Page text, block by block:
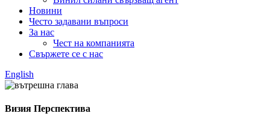
Новини
Често задавани въпроси
За нас
Чест на компанията
Свържете се с нас
English
Визия Перспектива